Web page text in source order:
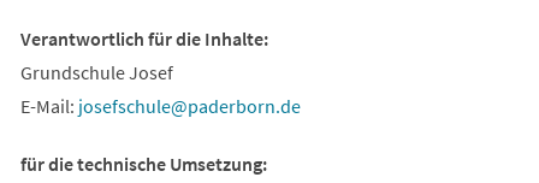
Verantwortlich für die Inhalte:
Grundschule Josef
E-Mail: josefschule paderborn de
für die technische Umsetzung: